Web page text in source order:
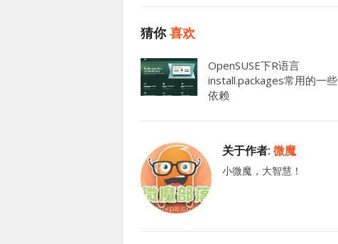
猜你喜欢
OpenSUSE下R语言
install.packages常用的一些
依赖
关于作者: 微魔
小微魔，大智慧！